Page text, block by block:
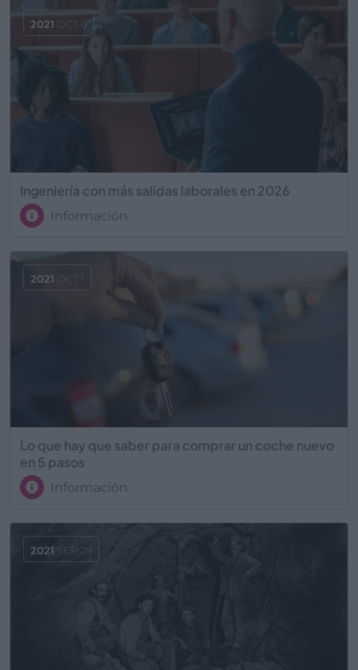
Ingeniería con más salidas laborales en 2026
Información
2021 OCT 6
Lo que hay que saber para comprar un coche nuevo
en 5 pasos
Información
2021
2021 SEP 28